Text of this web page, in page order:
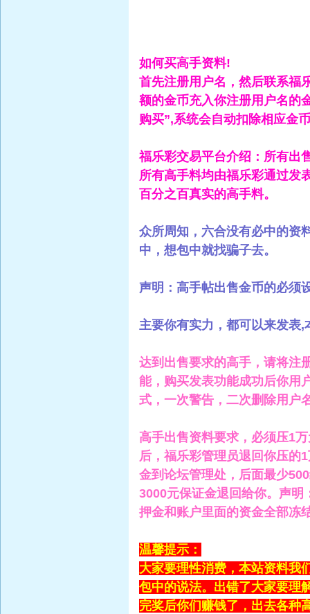
如何买高手资料!
首先注册用户名，然后联系福
额的金币充入你注册用户名的
购买”,系统会自动扣除相应金
福乐彩交易平台介绍：所有出
所有高手料均由福乐彩通过发
百分之百真实的高手料。
众所周知，六合没有必中的资
中，想包中就找骗子去。
声明：高手帖出售金币的必须
主要你有实力，都可以来发表
达到出售要求的高手，请将注
能，购买发表功能成功后你用
式，一次警告，二次删除用户
高手出售资料要求，必须压1
后，福乐彩管理员退回你压的
金到论坛管理处，后面最少
3000元保证金退回给你。声明
押金和账户里面的资金全部冻
温馨提示：
大家要理性消费，本站资料我
包中的说法。出错了大家要理
完奖后你们赚钱了，出去各种